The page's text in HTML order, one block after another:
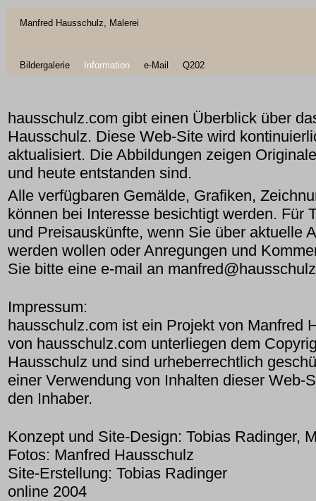
Manfred Hausschulz, Malerei
Bildergalerie Information e-Mail Q202
hausschulz.com gibt einen Überblick über
Hausschulz. Diese Web-Site wird
aktualisiert. Die Abbildungen zeigen
und heute entstanden sind.
Alle verfügbaren Gemälde, Grafiken,
können bei Interesse besichtigt werden. Für
und Preisauskünfte, wenn Sie über aktuelle
werden wollen oder Anregungen und
Sie bitte eine e-mail an
Impressum:
hausschulz.com ist ein Projekt von Manfred
von hausschulz.com unterliegen dem
Hausschulz und sind urheberrechtlich
einer Verwendung von Inhalten dieser Web-
den Inhaber.
Konzept und Site-Design: Tobias Radinger,
Fotos: Manfred Hausschulz
Site-Erstellung: Tobias Radinger
online 2004